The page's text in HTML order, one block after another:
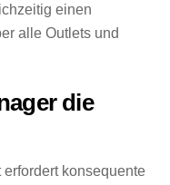
einen
alle Outlets und
die
konsequente